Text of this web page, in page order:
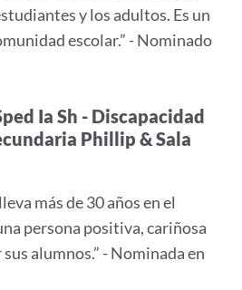
y los adultos. Es un
escolar.” - Nominado
Ia Sh - Discapacidad
Phillip & Sala
más de 30 años en el
persona positiva, cariñosa
alumnos.” - Nominada en